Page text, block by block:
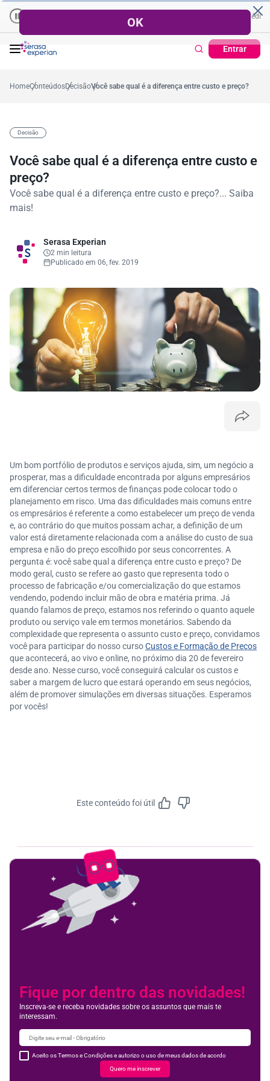
-5,4% Empresas | Recuperação de Crédito Percentual médio no
Entrar
médio no ano Cartão de Crédito |
HomeConteúdosDecisãoVocê sabe qual é a diferença entre custo e preço?
Decisão
Você sabe qual é a diferença entre custo e
preço?
Você sabe qual é a diferença entre custo e preço?... Saiba
mais!
Serasa Experian
2 min leitura
Publicado em 06, fev. 2019
Um bom portfólio de produtos e serviços ajuda, sim, um negócio a
prosperar, mas a dificuldade encontrada por alguns empresários
em diferenciar certos termos de finanças pode colocar todo o
planejamento em risco. Uma das dificuldades mais comuns entre
os empresários é referente a como estabelecer um preço de venda
e, ao contrário do que muitos possam achar, a definição de um
valor está diretamente relacionada com a análise do custo de sua
empresa e não do preço escolhido por seus concorrentes. A
pergunta é: você sabe qual a diferença entre custo e preço? De
modo geral, custo se refere ao gasto que representa todo o
processo de fabricação e/ou comercialização do que estamos
vendendo, podendo incluir mão de obra e matéria prima. Já
quando falamos de preço, estamos nos referindo o quanto aquele
produto ou serviço vale em termos monetários. Sabendo da
complexidade que representa o assunto custo e preço, convidamos
você para participar do nosso cursoCustos e Formação de Preços
que acontecerá, ao vivo e online, no próximo dia 20 de fevereiro
desde ano. Nesse curso, você conseguirá calcular os custos e
saber a margem de lucro que estará operando em seus negócios,
além de promover simulações em diversas situações. Esperamos
por vocês!
Este conteúdo foi útil
Fique por dentro das novidades!
Inscreva-se e receba novidades sobre os assuntos que mais te
interessam.
Aceito os Termos e Condições e autorizo o uso de meus dados de acordo
Quero me inscrever